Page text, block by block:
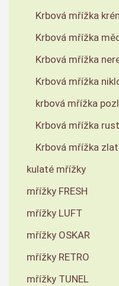
Krbová mřížka
Krbová mřížka
Krbová mřížka
Krbová mřížka
krbová mřížka
Krbová mřížka
Krbová mřížka
kulaté mřížky
mřížky FRESH
mřížky LUFT
mřížky OSKAR
mřížky RETRO
mřížky TUNEL